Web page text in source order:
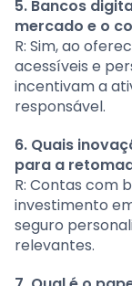
5. Bancos
mercado e o
R: Sim, ao
acessíveis e
incentivam a
responsável.
6. Quais
para a
R: Contas com
investimento
seguro
relevantes.